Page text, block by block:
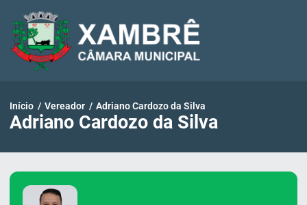
conteúdo
Início / Vereador / Adriano Cardozo da Silva
Adriano Cardozo da Silva